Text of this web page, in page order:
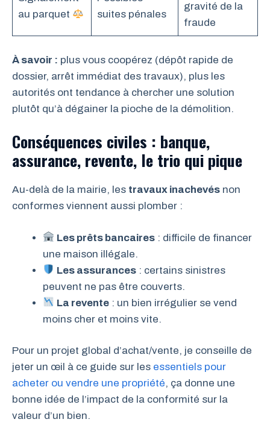
au parquet
suites pénales
gravité de la
fraude
À savoir : plus vous coopérez (dépôt rapide de
dossier, arrêt immédiat des travaux), plus les
autorités ont tendance à chercher une solution
plutôt qu’à dégainer la pioche de la démolition.
Conséquences civiles : banque,
assurance, revente, le trio qui pique
Au-delà de la mairie, les travaux inachevés non
conformes viennent aussi plomber :
Les prêts bancaires : difficile de financer
une maison illégale.
Les assurances : certains sinistres
peuvent ne pas être couverts.
La revente : un bien irrégulier se vend
moins cher et moins vite.
Pour un projet global d’achat/vente, je conseille de
jeter un œil à ce guide sur les essentiels pour
acheter ou vendre une propriété, ça donne une
bonne idée de l’impact de la conformité sur la
valeur d’un bien.